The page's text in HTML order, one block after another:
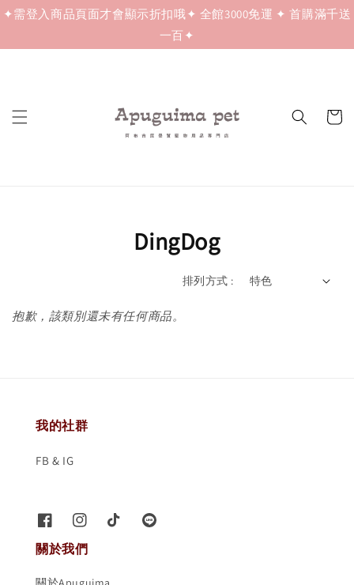
✦需登入商品頁面才會顯示折扣哦✦ 全館3000免運 ✦ 首購滿千送
一百✦
DingDog
排列方式 :
抱歉，該類別還未有任何商品。
我的社群
FB & IG
關於我們